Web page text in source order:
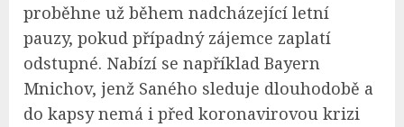
proběhne už během nadcházející letní
pauzy, pokud případný zájemce zaplatí
odstupné. Nabízí se například Bayern
Mnichov, jenž Saného sleduje dlouhodobě a
do kapsy nemá i před koronavirovou krizi